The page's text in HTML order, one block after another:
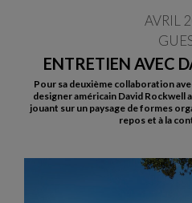
ENTRETIEN AVEC
AVRIL
Pour sa deuxième collaboration
designer américain David Rockwell
jouant sur un paysage de formes
repos et à la